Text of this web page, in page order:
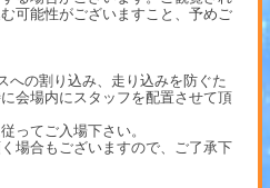
可能性がございますこと、予めご
への割り込み、走り込みを防ぐた
会場内にスタッフを配置させて頂
ってご入場下さい。
場合もございますので、ご了承下